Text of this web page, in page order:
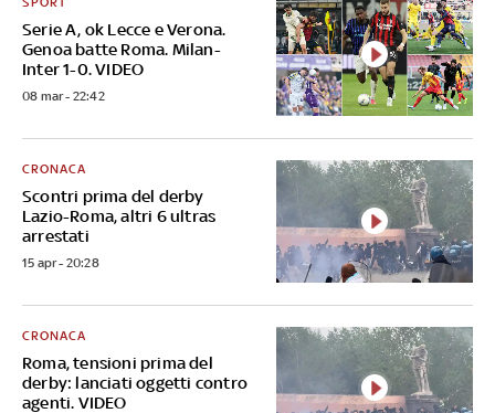
Serie A, ok Lecce e Verona.
Genoa batte Roma. Milan-
Inter 1-0. VIDEO
08 mar - 22:42
Scontri prima del derby
Lazio-Roma, altri 6 ultras
arrestati
CRONACA
15 apr - 20:28
Roma, tensioni prima del
derby: lanciati oggetti contro
agenti. VIDEO
CRONACA